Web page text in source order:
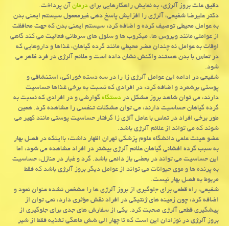
دقیق علت بروز آلرژی، به نمایش راهكارهایی برایدرمانآن پرداخت.
دكتر علیرضا شفیعی، آلرژی را افزایش پاسخ دهی غیرمعمول سیستم ایمنی بدن
به عوامل محیطی توصیف كرده و اضافه كرد: سیستم ایمنی بدن كه جهت محافظت
از عواملی مانند ویروس ها، میكروب ها و سلول های سرطانی فعالیت می كند گاهی
اوقات به عوامل نه چندان مضر محیطی مانند گرده گیاهان، غذاها و داروهایی كه
در تماس با بدن هستند واكنش نشان داده است و علائم آلرژی در فرد ظاهر می
شود.
شفیعی در ادامه این عوامل آلرژی زا را در سه دسته خوراكی، استنشاقی و
پوستی برشمرد و اضافه كرد: در افرادی كه نسبت به برخی غذاها حساسیت
دارند، می توان شاهد بروز مشكل دردستگاهگوارشی و در افرادی كه نسبت به
گرده گیاهان حساسیت دارند، می توان مشكلات تنفسی را مشاهده كرد. همین
طور برخی افراد در تماس با عامل آلژی زا گرفتار حساسیت پوستی مانند كهیر می
شوند كه می تواند از علائم آلرژی باشد.
عضو هیئت علمی دانشگاه علوم پزشكی تهران اظهار داشت: بااینكه در فصل بهار
به سبب گرده افشانی گیاهان علائم آلرژی بیشتر در افراد مشاهده می شود، اما
این حساسیت می تواند در بعضی باز دائمی باشد. گرد و غبار در منازل، حساسیت
به پرنده ها و موی حیوانات می تواند از عوامل دیگر بروز آلرژی باشد كه فقط
مربوط به فصل بهار نیست.
شفیعی، راه قطعی برای جلوگیری از بروز آلرژی ها را مشخص نشده عنوان نمود و
اضافه كرد: چون زمینه های ژنتیكی در افراد نقش مؤثری دارد، نمی توان از
پیشگیری قطعی آلرژی صحبت كرد. یكی از سفارش های جدی برای جلوگیری از
بروز آلرژی در نوزادان این است كه تا چهار الی شش ماهگی تغذیه فقط از شیر